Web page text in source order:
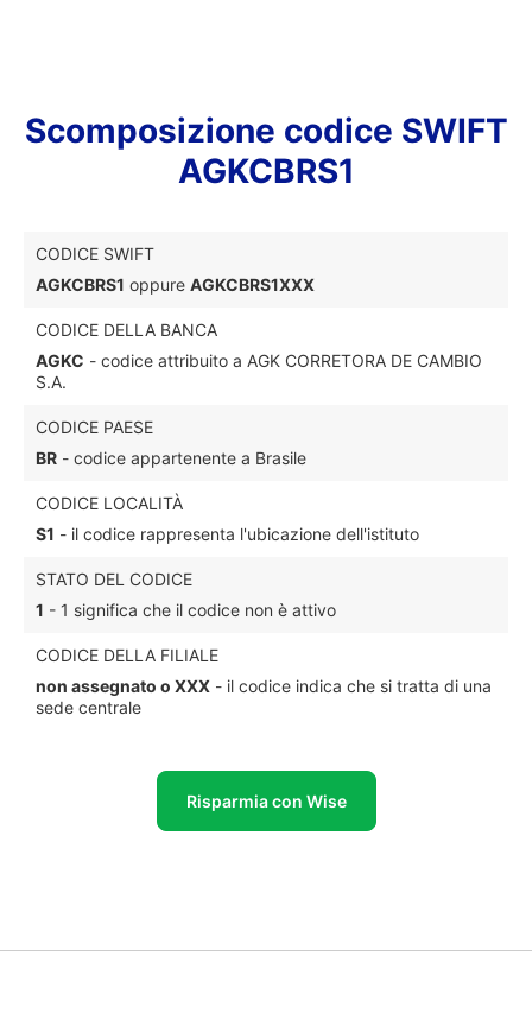
Scomposizione codice SWIFT
AGKCBRS1
CODICE SWIFT
AGKCBRS1 oppure AGKCBRS1XXX
CODICE DELLA BANCA
AGKC - codice attribuito a AGK CORRETORA DE CAMBIO
S.A.
CODICE PAESE
BR - codice appartenente a Brasile
CODICE LOCALITÀ
S1 - il codice rappresenta l'ubicazione dell'istituto
STATO DEL CODICE
1 - 1 significa che il codice non è attivo
CODICE DELLA FILIALE
non assegnato o XXX - il codice indica che si tratta di una
sede centrale
Risparmia con Wise